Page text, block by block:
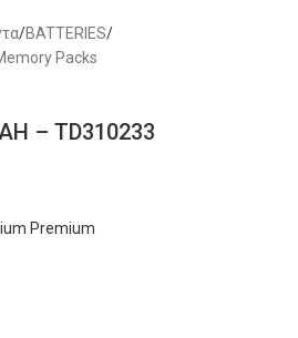
/BATTERIES/
Packs
– TD310233
Premium